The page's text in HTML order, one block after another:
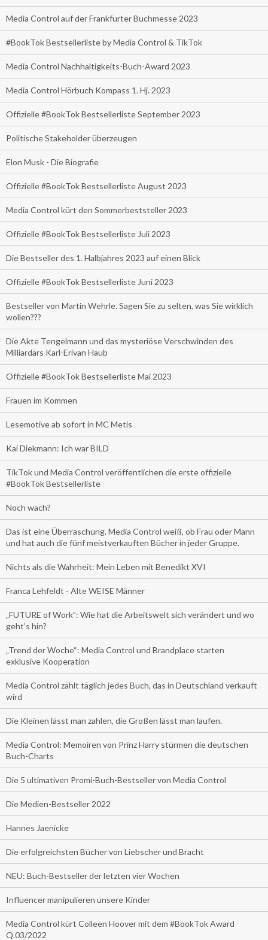
Media Control auf der Frankfurter Buchmesse 2023
#BookTok Bestsellerliste by Media Control & TikTok
Media Control Nachhaltigkeits-Buch-Award 2023
Media Control Hörbuch Kompass 1. Hj. 2023
Offizielle #BookTok Bestsellerliste September 2023
Politische Stakeholder überzeugen
Elon Musk - Die Biografie
Offizielle #BookTok Bestsellerliste August 2023
Media Control kürt den Sommerbeststeller 2023
Offizielle #BookTok Bestsellerliste Juli 2023
Die Bestseller des 1. Halbjahres 2023 auf einen Blick
Offizielle #BookTok Bestsellerliste Juni 2023
Bestseller von Martin Wehrle. Sagen Sie zu selten, was Sie wirklich
wollen???
Die Akte Tengelmann und das mysteriöse Verschwinden des
Milliardärs Karl-Erivan Haub
Offizielle #BookTok Bestsellerliste Mai 2023
Frauen im Kommen
Lesemotive ab sofort in MC Metis
Kai Diekmann: Ich war BILD
TikTok und Media Control veröffentlichen die erste offizielle
#BookTok Bestsellerliste
Noch wach?
Das ist eine Überraschung. Media Control weiß, ob Frau oder Mann
und hat auch die fünf meistverkauften Bücher in jeder Gruppe.
Nichts als die Wahrheit: Mein Leben mit Benedikt XVI
Franca Lehfeldt - Alte WEISE Männer
„FUTURE of Work”: Wie hat die Arbeitswelt sich verändert und wo
geht’s hin?
„Trend der Woche“: Media Control und Brandplace starten
exklusive Kooperation
Media Control zählt täglich jedes Buch, das in Deutschland verkauft
wird
Die Kleinen lässt man zahlen, die Großen lässt man laufen.
Media Control: Memoiren von Prinz Harry stürmen die deutschen
Buch-Charts
Die 5 ultimativen Promi-Buch-Bestseller von Media Control
Die Medien-Bestseller 2022
Hannes Jaenicke
Die erfolgreichsten Bücher von Liebscher und Bracht
NEU: Buch-Bestseller der letzten vier Wochen
Influencer manipulieren unsere Kinder
Media Control kürt Colleen Hoover mit dem #BookTok Award
Q.03/2022